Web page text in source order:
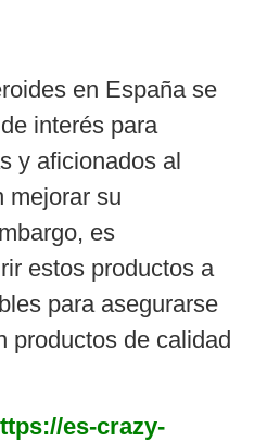
en España se
interés para
y aficionados al
mejorar su
es
estos productos a
para asegurarse
productos de calidad
es-crazy-